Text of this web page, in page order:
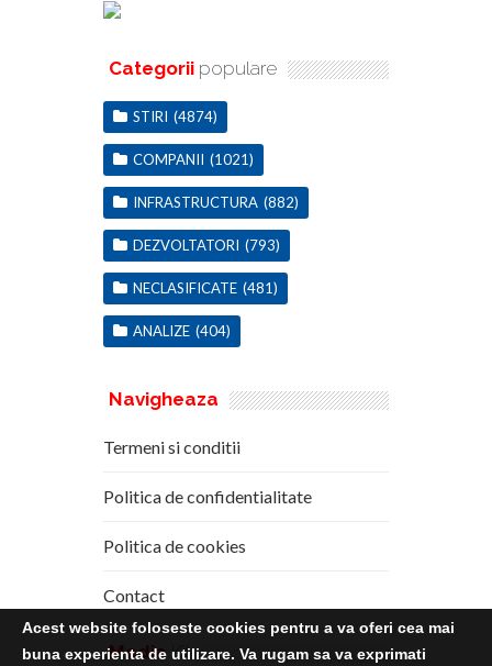
Categorii populare
STIRI (4874)
COMPANII (1021)
INFRASTRUCTURA (882)
DEZVOLTATORI (793)
NECLASIFICATE (481)
ANALIZE (404)
Navigheaza
Termeni si conditii
Politica de confidentialitate
Politica de cookies
Contact
Media Kit
Acest website foloseste cookies pentru a va oferi cea mai
buna experienta de utilizare. Va rugam sa va exprimati